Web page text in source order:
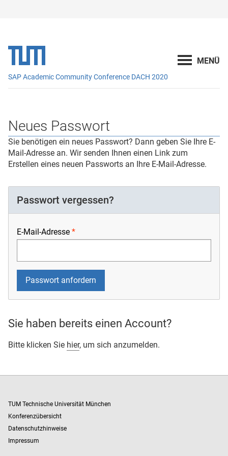
SAP Academic Community Conference DACH 2020
Neues Passwort
Sie benötigen ein neues Passwort? Dann geben Sie Ihre E-
Mail-Adresse an. Wir senden Ihnen einen Link zum
Erstellen eines neuen Passworts an Ihre E-Mail-Adresse.
Passwort vergessen?
E-Mail-Adresse
Sie haben bereits einen Account?
Bitte klicken Sie hier, um sich anzumelden.
TUM Technische Universität München
Konferenzübersicht
Datenschutzhinweise
Impressum